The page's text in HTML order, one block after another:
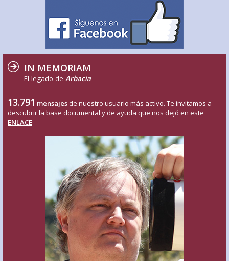
IN MEMORIAM
El legado de Arbacia
13.791 mensajes de nuestro usuario más activo. Te invitamos a
descubrir la base documental y de ayuda que nos dejó en este
ENLACE